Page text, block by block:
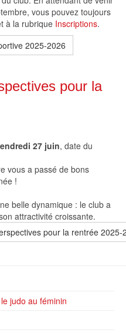
vous pouvez toujours
à la rubrique Inscriptions.
2025-2026
pour la
27 juin, date du
vous a passé de bons
!
belle dynamique : le club a
attractivité croissante.
pour la rentrée 2025-
judo au féminin